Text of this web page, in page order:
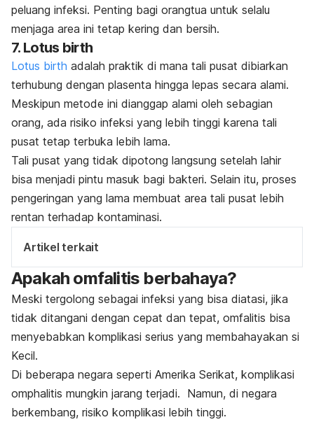
peluang infeksi. Penting bagi orangtua untuk selalu
menjaga area ini tetap kering dan bersih.
7. Lotus birth
Lotus birth adalah praktik di mana tali pusat dibiarkan
terhubung dengan plasenta hingga lepas secara alami.
Meskipun metode ini dianggap alami oleh sebagian
orang, ada risiko infeksi yang lebih tinggi karena tali
pusat tetap terbuka lebih lama.
Tali pusat yang tidak dipotong langsung setelah lahir
bisa menjadi pintu masuk bagi bakteri. Selain itu, proses
pengeringan yang lama membuat area tali pusat lebih
rentan terhadap kontaminasi.
Artikel terkait
Apakah omfalitis berbahaya?
Meski tergolong sebagai infeksi yang bisa diatasi, jika
tidak ditangani dengan cepat dan tepat, omfalitis bisa
menyebabkan komplikasi serius yang membahayakan si
Kecil.
Di beberapa negara seperti Amerika Serikat, komplikasi
omphalitis mungkin jarang terjadi. Namun, di negara
berkembang, risiko komplikasi lebih tinggi.